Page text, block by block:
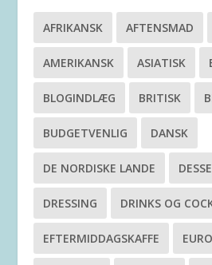
AFRIKANSK AFTENSMAD
AMERIKANSK ASIATISK
BLOGINDLÆG BRITISK
BUDGETVENLIG DANSK
DE NORDISKE LANDE
DRESSING DRINKS OG
EFTERMIDDAGSKAFFE